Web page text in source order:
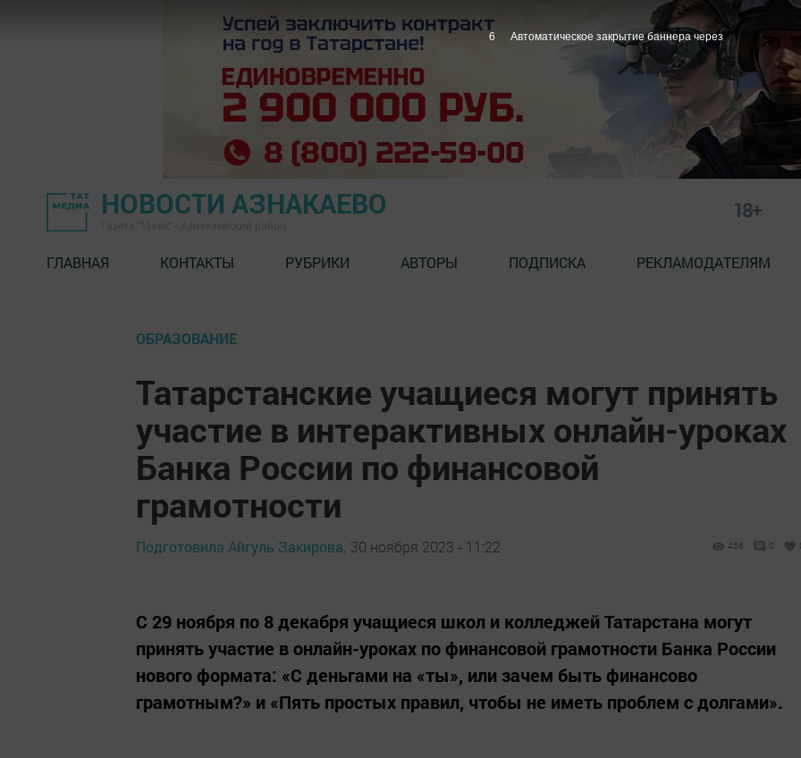
НОВОСТИ АЗНАКАЕВО 18+
ГЛАВНАЯ КОНТАКТЫ РУБРИКИ АВТОРЫ ПОДПИСКА РЕКЛАМОДАТЕЛЯМ
ОБРАЗОВАНИЕ
Татарстанские учащиеся могут принять
участие в интерактивных онлайн-уроках
Банка России по финансовой
грамотности
Подготовила Айгуль Закирова, 30 ноября 2023 - 11:22 456 0
С 29 ноября по 8 декабря учащиеся школ и колледжей Татарстана могут
принять участие в онлайн-уроках по финансовой грамотности Банка России
нового формата: «C деньгами на «ты», или зачем быть финансово
грамотным?» и «Пять простых правил, чтобы не иметь проблем с долгами».
4 Автоматическое закрытие баннера через